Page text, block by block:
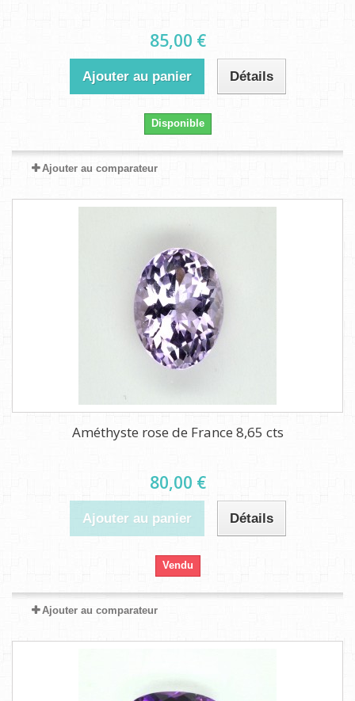
85,00 €
Ajouter au panier Détails
Disponible
Ajouter au comparateur
Améthyste rose de France 8,65 cts
80,00 €
Ajouter au panier Détails
Vendu
Ajouter au comparateur